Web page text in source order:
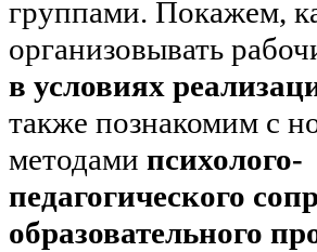
группами. Покажем,
организовывать
в условиях
также познакомим с
методами психолого-
педагогического
образовательного